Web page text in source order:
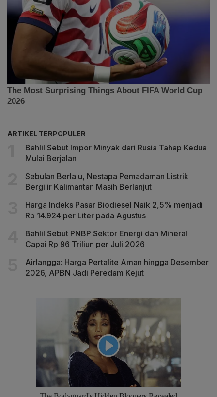
ARTIKEL TERPOPULER
Bahlil Sebut Impor Minyak dari Rusia Tahap Kedua
Mulai Berjalan
Sebulan Berlalu, Nestapa Pemadaman Listrik
Bergilir Kalimantan Masih Berlanjut
Harga Indeks Pasar Biodiesel Naik 2,5% menjadi
Rp 14.924 per Liter pada Agustus
Bahlil Sebut PNBP Sektor Energi dan Mineral
Capai Rp 96 Triliun per Juli 2026
Airlangga: Harga Pertalite Aman hingga Desember
2026, APBN Jadi Peredam Kejut